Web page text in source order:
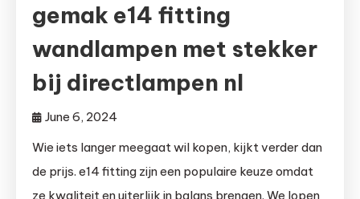
gemak e14 fitting
wandlampen met stekker
bij directlampen nl
June 6, 2024
Wie iets langer meegaat wil kopen, kijkt verder dan
de prijs. e14 fitting zijn een populaire keuze omdat
ze kwaliteit en uiterlijk in balans brengen. We lopen